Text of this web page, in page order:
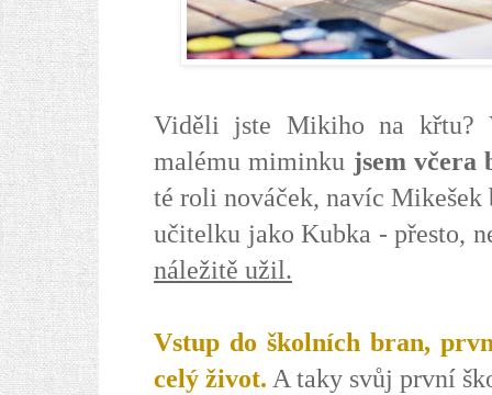
Viděli jste Mikiho na křtu?
malému miminku jsem včera
té roli nováček, navíc
učitelku jako Kubka - přesto,
náležitě užil.
Vstup do školních bran,
celý život. A taky svůj první